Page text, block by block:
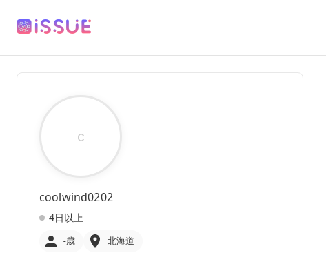
c
coolwind0202
4日以上
-歳 北海道